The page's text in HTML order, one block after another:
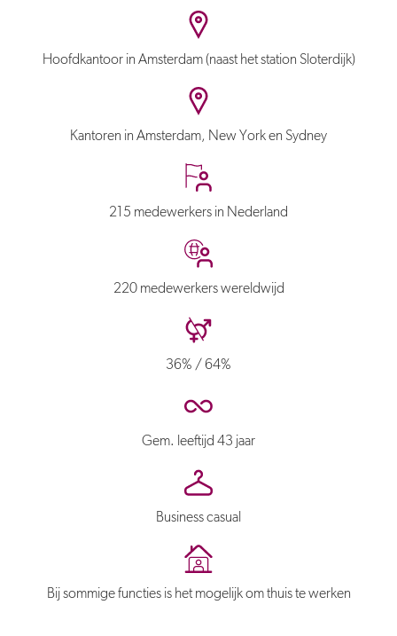
Hoofdkantoor in Amsterdam (naast het station Sloterdijk)
Kantoren in Amsterdam, New York en Sydney
215 medewerkers in Nederland
220 medewerkers wereldwijd
36% / 64%
Gem. leeftijd 43 jaar
Business casual
Bij sommige functies is het mogelijk om thuis te werken